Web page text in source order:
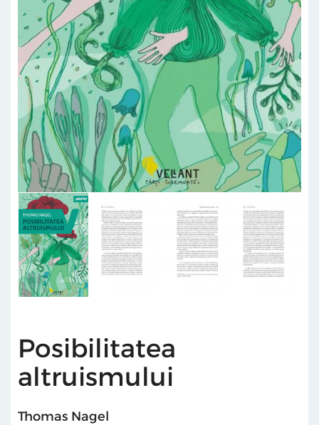
Posibilitatea
altruismului
Thomas Nagel